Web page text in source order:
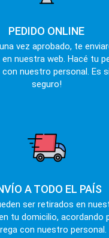
PEDIDO ONLINE
vez aprobado, te
nuestra web. Hacé tu
nuestro personal. Es
seguro!
A TODO EL PAÍS
ser retirados en
tu domicilio, acordando
con nuestro personal.